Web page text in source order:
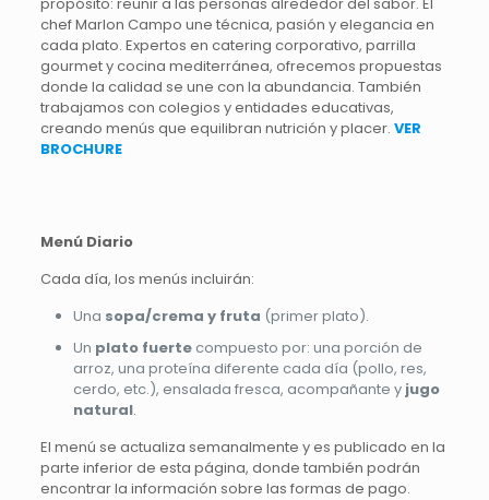
chef Marlon Campo une técnica, pasión y elegancia en
cada plato. Expertos en catering corporativo, parrilla
gourmet y cocina mediterránea, ofrecemos propuestas
donde la calidad se une con la abundancia. También
trabajamos con colegios y entidades educativas,
creando menús que equilibran nutrición y placer. VER
BROCHURE
Menú Diario
Cada día, los menús incluirán:
Una sopa/crema y fruta (primer plato).
Un plato fuertecompuesto por: una porción de
arroz, una proteína diferente cada día (pollo, res,
cerdo, etc.), ensalada fresca, acompañante y jugo
natural.
El menú se actualiza semanalmente y es publicado en la
parte inferior de esta página, donde también podrán
encontrar la información sobre las formas de pago.